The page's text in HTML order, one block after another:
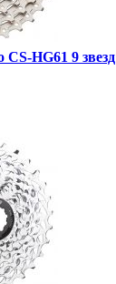
CS-HG61 9 звезд